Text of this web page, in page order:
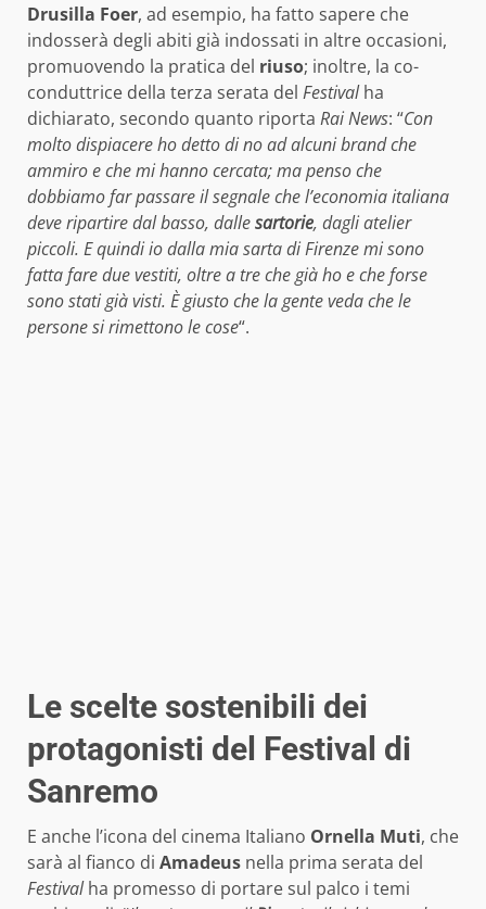
Drusilla Foer, ad esempio, ha fatto sapere che
indosserà degli abiti già indossati in altre occasioni,
promuovendo la pratica del riuso; inoltre, la co-
conduttrice della terza serata del Festivalha
dichiarato, secondo quanto riporta Rai News: “Con
molto dispiacere ho detto di no ad alcuni brand che
ammiro e che mi hanno cercata; ma penso che
dobbiamo far passare il segnale che l’economia italiana
deve ripartire dal basso, dallesartorie, dagli atelier
piccoli. E quindi io dalla mia sarta di Firenze mi sono
fatta fare due vestiti, oltre a tre che già ho e che forse
sono stati già visti. È giusto che la gente veda che le
persone si rimettono le cose“.
Le scelte sostenibili dei
protagonisti del Festival di
Sanremo
E anche l’icona del cinema Italiano Ornella Muti, che
sarà al fianco di Amadeus nella prima serata del
Festivalha promesso di portare sul palco i temi